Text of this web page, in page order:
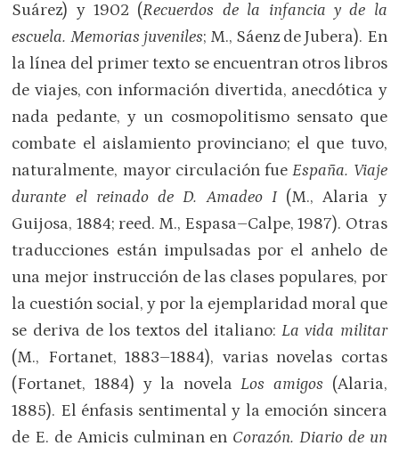
Suárez) y 1902 (Recuerdos de la infancia y de la
escuela. Memorias juveniles; M., Sáenz de Jubera). En
la línea del primer texto se encuentran otros libros
de viajes, con información divertida, anecdótica y
nada pedante, y un cosmopolitismo sensato que
combate el aislamiento provinciano; el que tuvo,
naturalmente, mayor circulación fueEspaña. Viaje
durante el reinado de D. Amadeo I (M., Alaria y
Guijosa, 1884; reed. M., Espasa–Calpe, 1987). Otras
traducciones están impulsadas por el anhelo de
una mejor instrucción de las clases populares, por
la cuestión social, y por la ejemplaridad moral que
se deriva de los textos del italiano:La vida militar
(M., Fortanet, 1883–1884), varias novelas cortas
(Fortanet, 1884) y la novelaLos amigos (Alaria,
1885). El énfasis sentimental y la emoción sincera
de E. de Amicis culminan en Corazón. Diario de un